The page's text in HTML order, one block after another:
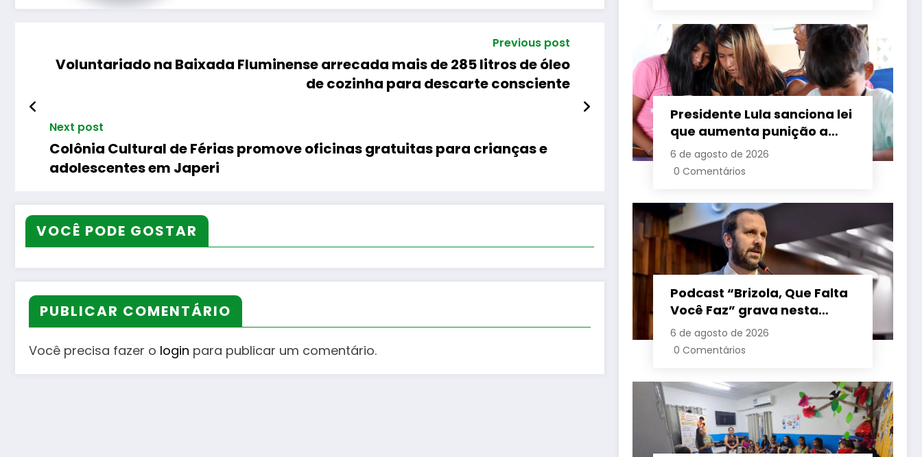
Previous post
Voluntariado na Baixada Fluminense arrecada mais de 285 litros de óleo
de cozinha para descarte consciente
Next post
Colônia Cultural de Férias promove oficinas gratuitas para crianças e
adolescentes em Japeri
VOCÊ PODE GOSTAR
PUBLICAR COMENTÁRIO
Você precisa fazer o login para publicar um comentário.
Presidente Lula sanciona lei
que aumenta punição a
crimes digitais contra
crianças é sancionada
6 de agosto de 2026
0 Comentários
Podcast “Brizola, Que Falta
Você Faz” grava nesta
sexta-feira (7) episódio
com o deputado estadual
6 de agosto de 2026
0 Comentários